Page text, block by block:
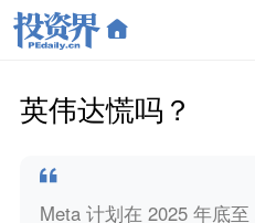
英伟达慌吗？
Meta 计划在 2025 年底